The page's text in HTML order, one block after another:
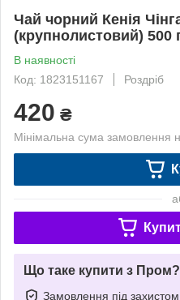
Чай чорний Кенія
(крупнолистовий) 500
В наявності
Код: 1823151167
Роздріб
420 ₴
Мінімальна сума замовлення
Що таке купити з Пром?
Замовлення під захистом